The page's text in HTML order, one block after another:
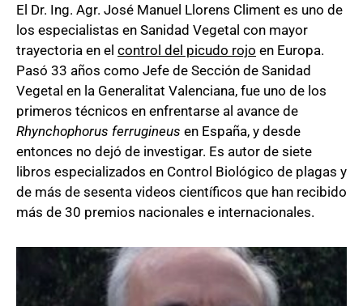
El Dr. Ing. Agr. José Manuel Llorens Climent es uno de
los especialistas en Sanidad Vegetal con mayor
trayectoria en el control del picudo rojo en Europa.
Pasó 33 años como Jefe de Sección de Sanidad
Vegetal en la Generalitat Valenciana, fue uno de los
primeros técnicos en enfrentarse al avance de
Rhynchophorus ferrugineus en España, y desde
entonces no dejó de investigar. Es autor de siete
libros especializados en Control Biológico de plagas y
de más de sesenta videos científicos que han recibido
más de 30 premios nacionales e internacionales.